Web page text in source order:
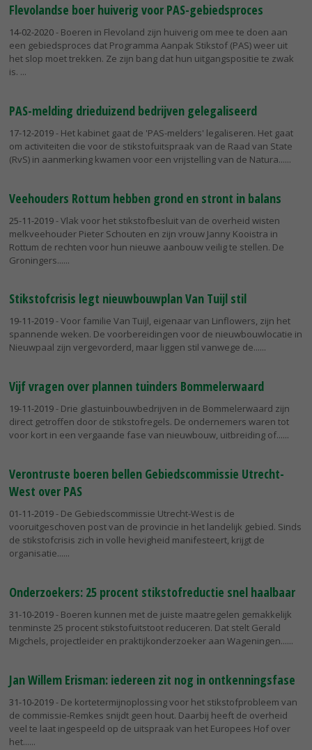
Flevolandse boer huiverig voor PAS-gebiedsproces
14-02-2020- Boeren in Flevoland zijn huiverig om mee te doen aan
een gebiedsproces dat Programma Aanpak Stikstof (PAS) weer uit
het slop moet trekken. Ze zijn bang dat hun uitgangspositie te zwak
is.
PAS-melding drieduizend bedrijven gelegaliseerd
17-12-2019- Het kabinet gaat de 'PAS-melders' legaliseren. Het gaat
om activiteiten die voor de stikstofuitspraak van de Raad van State
(RvS) in aanmerking kwamen voor een vrijstelling van de Natura...
Veehouders Rottum hebben grond en stront in balans
25-11-2019- Vlak voor het stikstofbesluit van de overheid wisten
melkveehouder Pieter Schouten en zijn vrouw Janny Kooistra in
Rottum de rechten voor hun nieuwe aanbouw veilig te stellen. De
Groningers...
Stikstofcrisis legt nieuwbouwplan Van Tuijl stil
19-11-2019- Voor familie Van Tuijl, eigenaar van Linflowers, zijn het
spannende weken. De voorbereidingen voor de nieuwbouwlocatie in
Nieuwpaal zijn vergevorderd, maar liggen stil vanwege de...
Vijf vragen over plannen tuinders Bommelerwaard
19-11-2019- Drie glastuinbouwbedrijven in de Bommelerwaard zijn
direct getroffen door de stikstofregels. De ondernemers waren tot
voor kort in een vergaande fase van nieuwbouw, uitbreiding of...
Verontruste boeren bellen Gebiedscommissie Utrecht-
West over PAS
01-11-2019- De Gebiedscommissie Utrecht-West is de
vooruitgeschoven post van de provincie in het landelijk gebied. Sinds
de stikstofcrisis zich in volle hevigheid manifesteert, krijgt de
organisatie...
Onderzoekers: 25 procent stikstofreductie snel haalbaar
31-10-2019- Boeren kunnen met de juiste maatregelen gemakkelijk
tenminste 25 procent stikstofuitstoot reduceren. Dat stelt Gerald
Migchels, projectleider en praktijkonderzoeker aan Wageningen...
Jan Willem Erisman: iedereen zit nog in ontkenningsfase
31-10-2019- De kortetermijnoplossing voor het stikstofprobleem van
de commissie-Remkes snijdt geen hout. Daarbij heeft de overheid
veel te laat ingespeeld op de uitspraak van het Europees Hof over
het...